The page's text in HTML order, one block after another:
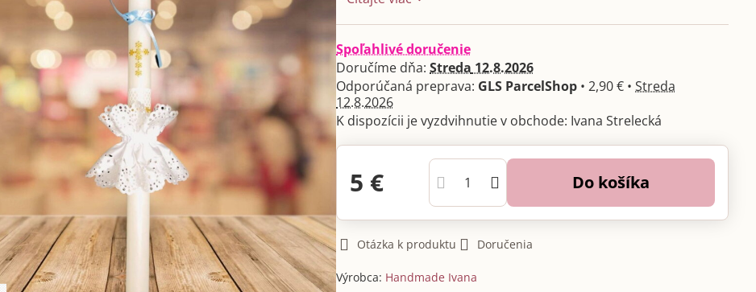
Spoľahlivé doručenie
Doručíme dňa:Streda 12.8.2026
GLS ParcelShop •2,90 € •Streda
12.8.2026
Ivana Strelecká
5 € Do košíka
Otázka k produktu Doručenia
Výrobca: Handmade Ivana